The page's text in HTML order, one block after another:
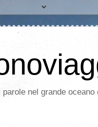
nel grande